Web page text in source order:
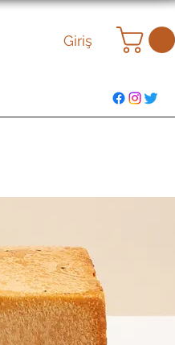
Giriş